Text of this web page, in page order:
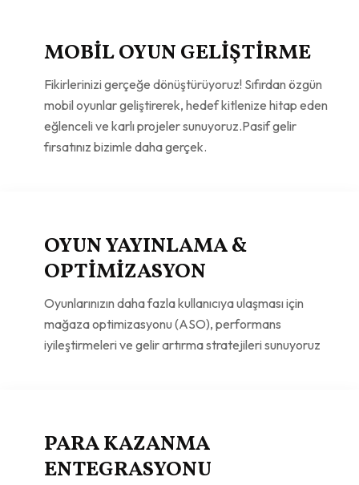
MOBIL OYUN GELIŞTIRME
Fikirlerinizi gerçeğe dönüştürüyoruz! Sıfırdan özgün
mobil oyunlar geliştirerek, hedef kitlenize hitap eden
eğlenceli ve karlı projeler sunuyoruz.Pasif gelir
fırsatınız bizimle daha gerçek.
OYUN YAYINLAMA &
OPTIMIZASYON
Oyunlarınızın daha fazla kullanıcıya ulaşması için
mağaza optimizasyonu (ASO), performans
iyileştirmeleri ve gelir artırma stratejileri sunuyoruz
PARA KAZANMA
ENTEGRASYONU